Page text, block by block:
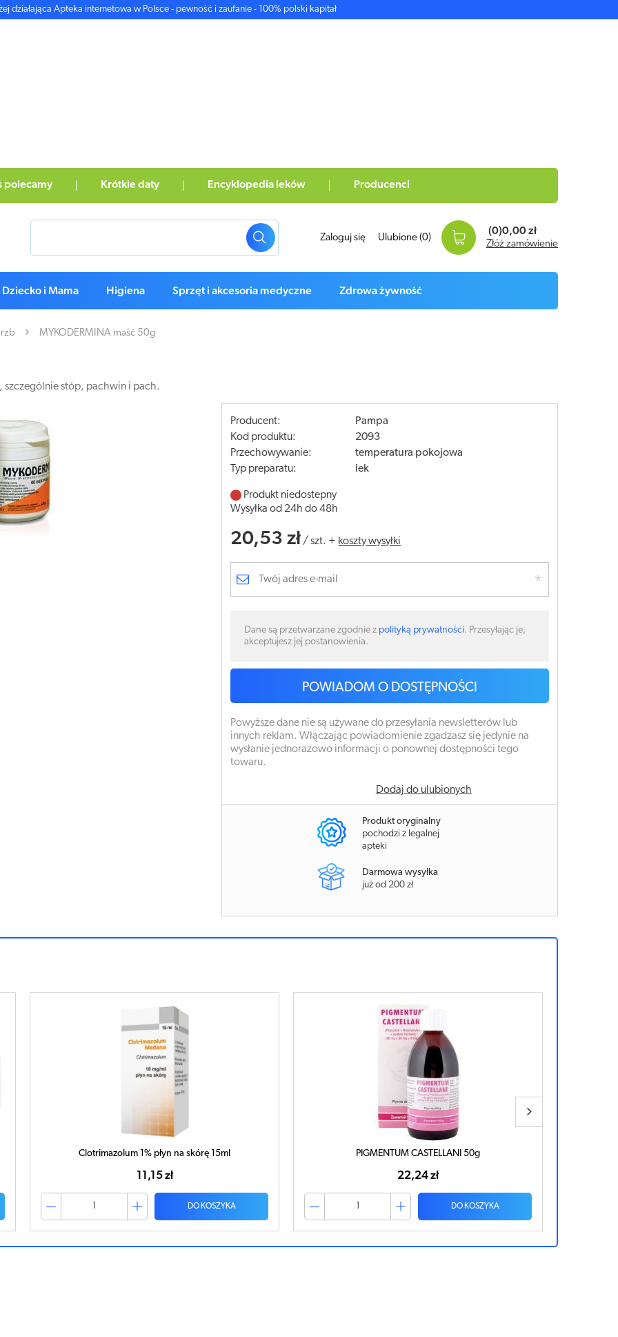
działająca Apteka internetowa w Polsce - pewność i zaufanie - 100% polski kapitał
polecamy Krótkie daty Encyklopedia leków Producenci
Zaloguj się Ulubione (0)
(0)0,00 zł
Złóż zamówienie
Dziecko i Mama Higiena Sprzęt i akcesoria medyczne Zdrowa żywność
MYKODERMINA maść 50g
szczególnie stóp, pachwin i pach.
Producent:
Pampa
Kod produktu:
2093
Przechowywanie:
temperatura pokojowa
Typ preparatu:
lek
Produkt niedostepny
Wysyłka od 24h do 48h
20,53 zł /szt. + koszty wysyłki
Dane są przetwarzane zgodnie z polityką prywatności. Przesyłając je,
akceptujesz jej postanowienia.
POWIADOM O DOSTĘPNOŚCI
Powyższe dane nie są używane do przesyłania newsletterów lub
innych reklam. Włączając powiadomienie zgadzasz się jedynie na
wysłanie jednorazowo informacji o ponownej dostępności tego
towaru.
Dodaj do ulubionych
Produkt oryginalny
pochodzi z legalnej
apteki
Darmowa wysyłka
już od 200 zł
PIGMENTUM CASTELLANI 50g
22,24 zł
DO KOSZYKA
EPIKREM krem 50g
16,08 zł
DO KOSZYKA